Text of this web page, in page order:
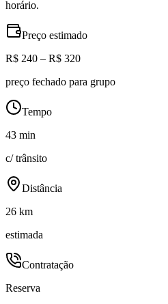
horário.
Preço estimado
R$ 240 – R$ 320
preço fechado para grupo
Tempo
43 min
c/ trânsito
Distância
26 km
estimada
Contratação
Reserva